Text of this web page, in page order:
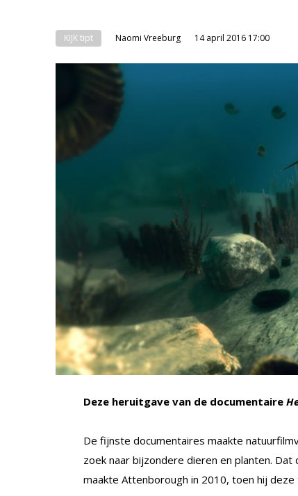
KIJK tipt Naomi Vreeburg 14 april 2016 17:00
Deze heruitgave van de documentaire
De fijnste documentaires maakte
zoek naar bijzondere dieren en planten.
maakte Attenborough in 2010, toen hij